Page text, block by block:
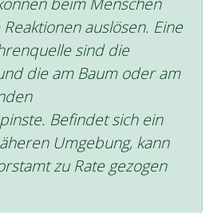
auslösen. Eine
sind die
die am Baum oder am
Befindet sich ein
Umgebung, kann
zu Rate gezogen